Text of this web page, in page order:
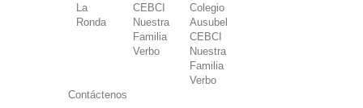
La
Ronda
CEBCI
Nuestra
Familia
Verbo
Colegio
Ausubel
CEBCI
Nuestra
Familia
Verbo
Contáctenos